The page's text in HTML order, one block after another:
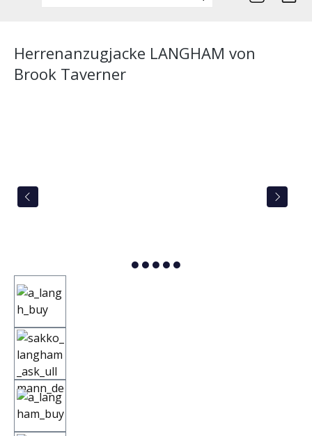
Herrenanzugjacke LANGHAM von
Brook Taverner